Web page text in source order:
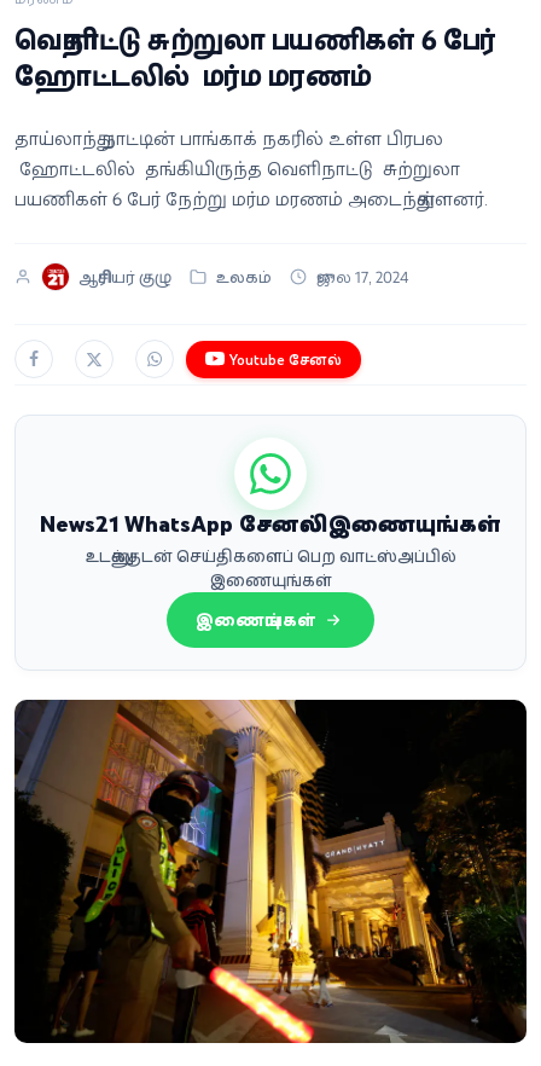
வீடியோ
வணிகம்
கட்டுரை
வெப்ஸ்டோரி
தமிழ்
வெளிநாட்டு சுற்றுலா பயணிகள் 6 பேர்
ஹோட்டலில் மர்ம மரணம்
தாய்லாந்து நாட்டின் பாங்காக் நகரில் உள்ள பிரபல
ஹோட்டலில் தங்கியிருந்த வெளிநாட்டு சுற்றுலா
பயணிகள் 6 பேர் நேற்று மர்ம மரணம் அடைந்துள்ளனர்.
ஆசிரியர் குழு உலகம் ஜுலை 17, 2024
Youtube சேனல்
News21 WhatsApp சேனலில் இணையுங்கள்
உடனுக்குடன் செய்திகளைப் பெற வாட்ஸ்அப்பில்
இணையுங்கள்
இணையுங்கள்